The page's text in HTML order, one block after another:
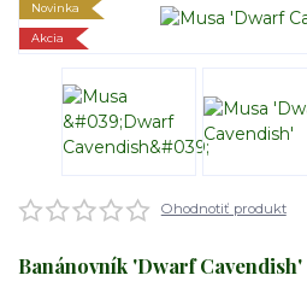
Novinka
Akcia
Ohodnotiť produkt
Banánovník 'Dwarf Cavendish'